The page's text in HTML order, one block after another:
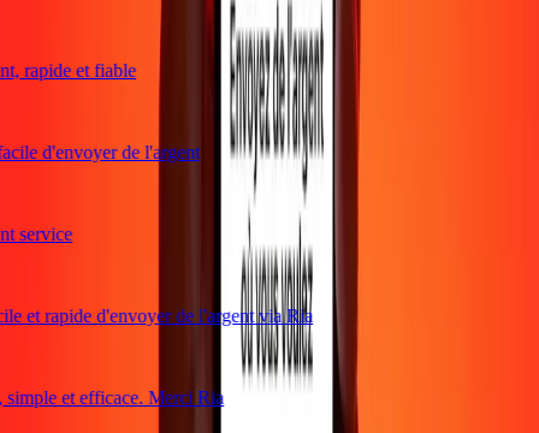
rapide et fiable
d'envoyer de l'argent
service
et rapide d'envoyer de l'argent via Ria
et efficace. Merci Ria